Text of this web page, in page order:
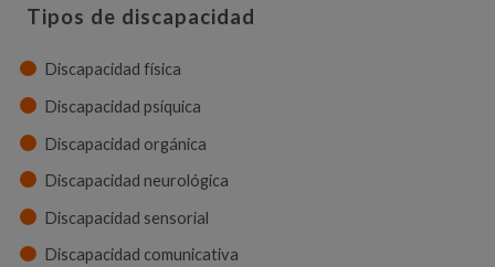
Tipos de discapacidad
Discapacidad física
Discapacidad psíquica
Discapacidad orgánica
Discapacidad neurológica
Discapacidad sensorial
Discapacidad comunicativa